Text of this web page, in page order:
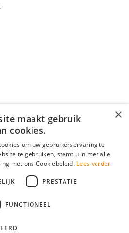
Online
App
×
maakt gebruik
cookies.
om uw gebruikerservaring te
te gebruiken, stemt u in met alle
met ons Cookiebeleid. Lees verder
PRESTATIE
FUNCTIONEEL